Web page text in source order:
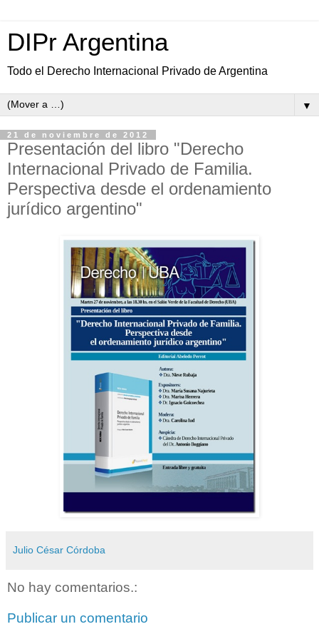
DIPr Argentina
Todo el Derecho Internacional Privado de Argentina
▼
21 de noviembre de 2012
Presentación del libro "Derecho
Internacional Privado de Familia.
Perspectiva desde el ordenamiento
jurídico argentino"
Julio César Córdoba
No hay comentarios.:
Publicar un comentario